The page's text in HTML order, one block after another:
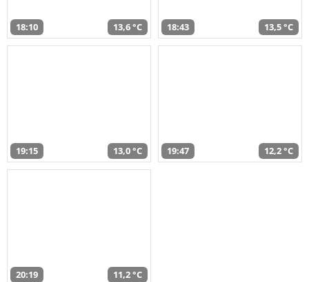
18:10 13,6 °C 18:43 13,5 °C
19:15 13,0 °C 19:47 12,2 °C
20:19 11,2 °C